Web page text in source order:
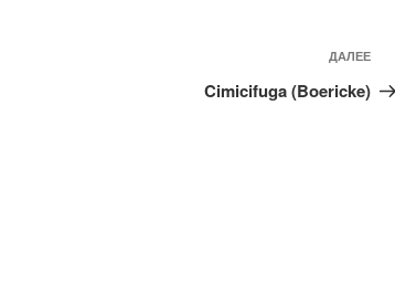
ДАЛЕЕ
Cimicifuga (Boericke)